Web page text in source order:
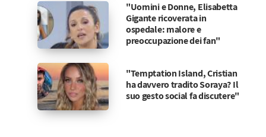
"Uomini e Donne, Elisabetta
Gigante ricoverata in
ospedale: malore e
preoccupazione dei fan"
"Temptation Island, Cristian
ha davvero tradito Soraya? Il
suo gesto social fa discutere"